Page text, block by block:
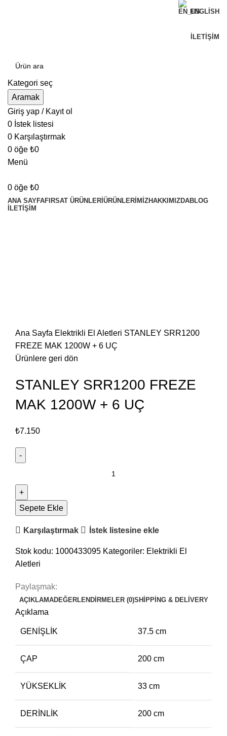
ENGLISH
İLETIŞIM
Kategori seç
Aramak
Giriş yap / Kayıt ol
0 İstek listesi
0 Karşılaştırmak
0 öğe ₺0
Menü
0 öğe ₺0
ANA SAYFAFIRSAT ÜRÜNLERI ÜRÜNLERIMIZHAKKIMIZDABLOG
İLETIŞIM
Ana Sayfa Elektrikli El Aletleri STANLEY SRR1200
FREZE MAK 1200W + 6 UÇ
Ürünlere geri dön
STANLEY SRR1200 FREZE
MAK 1200W + 6 UÇ
₺7.150
Sepete Ekle
Karşılaştırmak İstek listesine ekle
Stok kodu: 1000433095 Kategoriler: Elektrikli El
Aletleri
Paylaşmak:
AÇIKLAMADEĞERLENDIRMELER (0)SHIPPING & DELIVERY
Açıklama
GENIŞLIK 37.5 cm
ÇAP 200 cm
YÜKSEKLIK 33 cm
DERINLIK 200 cm